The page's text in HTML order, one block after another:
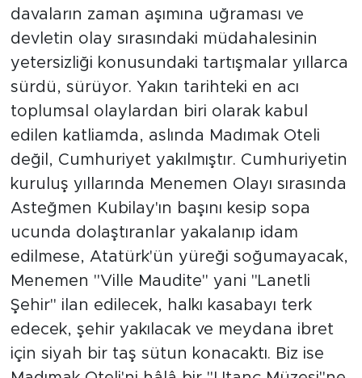
davaların zaman aşımına uğraması ve
devletin olay sırasındaki müdahalesinin
yetersizliği konusundaki tartışmalar yıllarca
sürdü, sürüyor. Yakın tarihteki en acı
toplumsal olaylardan biri olarak kabul
edilen katliamda, aslında Madımak Oteli
değil, Cumhuriyet yakılmıştır. Cumhuriyetin
kuruluş yıllarında Menemen Olayı sırasında
Asteğmen Kubilay'ın başını kesip sopa
ucunda dolaştıranlar yakalanıp idam
edilmese, Atatürk'ün yüreği soğumayacak,
Menemen "Ville Maudite" yani "Lanetli
Şehir" ilan edilecek, halkı kasabayı terk
edecek, şehir yakılacak ve meydana ibret
için siyah bir taş sütun konacaktı. Biz ise